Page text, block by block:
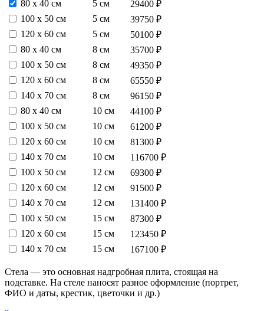
80 х 40 см
5 см
29400 ₽
100 х 50 см
5 см
39750 ₽
120 х 60 см
5 см
50100 ₽
80 х 40 см
8 см
35700 ₽
100 х 50 см
8 см
49350 ₽
120 х 60 см
8 см
65550 ₽
140 х 70 см
8 см
96150 ₽
80 х 40 см
10 см
44100 ₽
100 х 50 см
10 см
61200 ₽
120 х 60 см
10 см
81300 ₽
140 х 70 см
10 см
116700 ₽
100 х 50 см
12 см
69300 ₽
120 х 60 см
12 см
91500 ₽
140 х 70 см
12 см
131400 ₽
100 х 50 см
15 см
87300 ₽
120 х 60 см
15 см
123450 ₽
140 х 70 см
15 см 167100 ₽
Стела — это основная надгробная плита, стоящая на
подставке. На стеле наносят разное оформление (портрет,
ФИО и даты, крестик, цветочки и др.)